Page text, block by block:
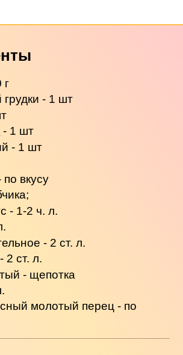
г
- 1 шт
- 1 шт
- 1 шт
вкусу
- 1-2 ч. л.
- 2 ст. л.
2 ст. л.
- щепотка
молотый перец - по